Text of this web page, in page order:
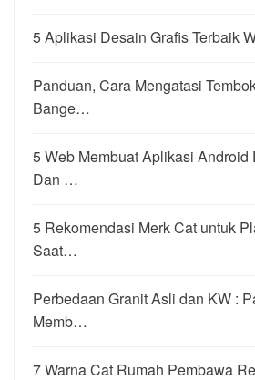
5 Aplikasi Desain Grafis Terbaik
Panduan, Cara Mengatasi
Bange…
5 Web Membuat Aplikasi Android
Dan …
5 Rekomendasi Merk Cat untuk
Saat…
Perbedaan Granit Asli dan KW :
Memb…
7 Warna Cat Rumah Pembawa